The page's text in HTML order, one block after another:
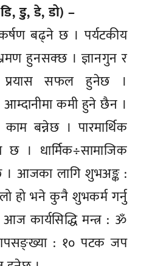
डु, डे, डो) –
बढ्ने छ । पर्यटकीय
हुनसक्छ । ज्ञानगुन र
प्रयास सफल हुनेछ ।
आम्दानीमा कमी हुने छैन ।
बन्नेछ । पारमार्थिक
। धार्मिक÷सामाजिक
। आजका लागि शुभअङ्क :
हो भने कुनै शुभकर्म गर्नु
आज कार्यसिद्धि मन्त्र : ॐ
: १० पटक जप